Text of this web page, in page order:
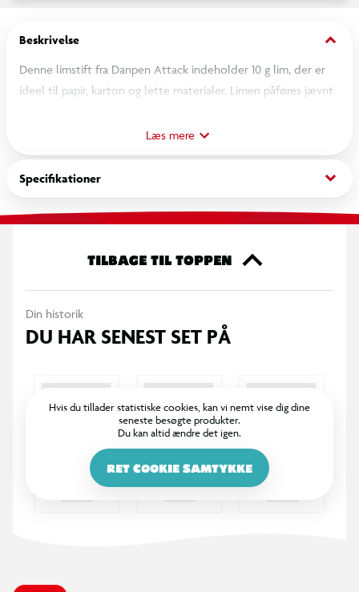
Beskrivelse keyboard_arrow_down
Denne limstift fra Danpen Attack indeholder 10 g lim, der er
ideel til papir, karton og lette materialer. Limen påføres jævnt
hobbyprojekter og kontorbrug. Den kompakte størrelse gør
den nem at have med på farten. Kan anvendes til daglig brug.
Læs mere
Specifikationer keyboard_arrow_down
TILBAGE TIL TOPPEN
Din historik
DU HAR SENEST SET PÅ
Hvis du tillader statistiske cookies, kan vi nemt vise dig dine
seneste besøgte produkter.
Du kan altid ændre det igen.
RET COOKIE SAMTYKKE